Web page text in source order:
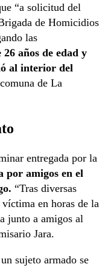
“a solicitud del
de Homicidios
las
años de edad y
al interior del
de La
entregada por la
por amigos en el
“Tras diversas
en horas de la
junto a amigos al
Jara.
sujeto armado se